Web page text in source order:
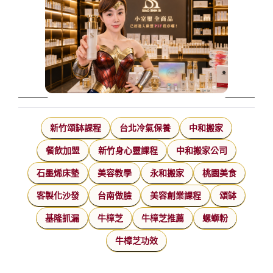
新竹頌缽課程 台北冷氣保養 中和搬家
餐飲加盟 新竹身心靈課程 中和搬家公司
石墨烯床墊 美容教學 永和搬家 桃園美食
客製化沙發 台南做臉 美容創業課程 頌缽
基隆抓漏 牛樟芝 牛樟芝推薦 螺螄粉
牛樟芝功效